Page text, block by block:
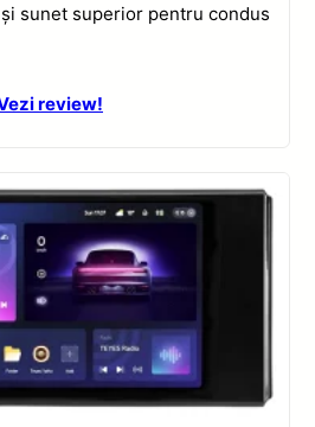
sunet superior pentru condus
review!